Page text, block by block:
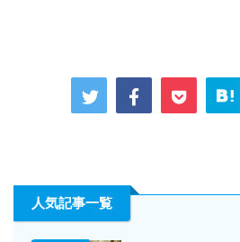
人気記事一覧